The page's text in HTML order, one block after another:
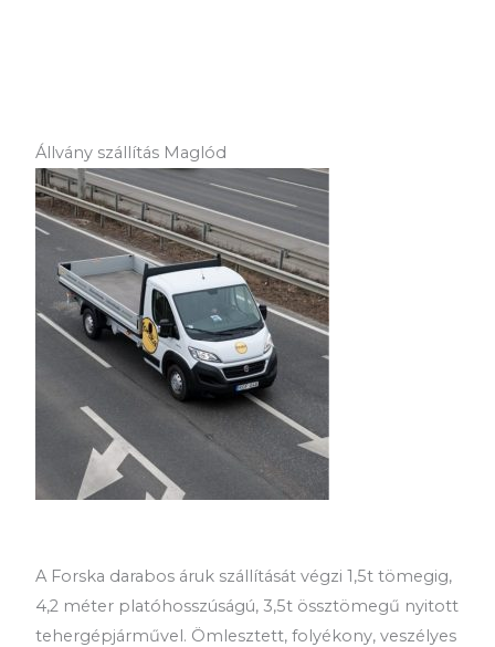
Állvány szállítás Maglód
A Forska darabos áruk szállítását végzi 1,5t tömegig,
4,2 méter platóhosszúságú, 3,5t össztömegű nyitott
tehergépjárművel. Ömlesztett, folyékony, veszélyes